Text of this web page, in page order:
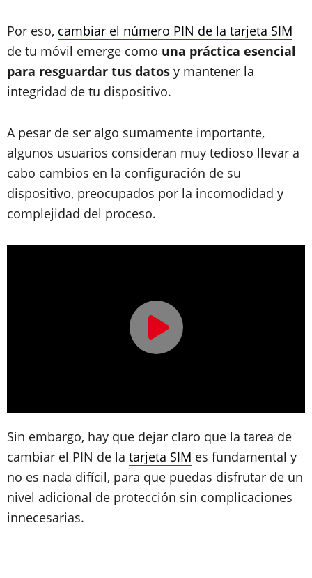
Por eso, cambiar el número PIN de la tarjeta SIM
de tu móvil emerge como una práctica esencial
para resguardar tus datos y mantener la
integridad de tu dispositivo.
A pesar de ser algo sumamente importante,
algunos usuarios consideran muy tedioso llevar a
cabo cambios en la configuración de su
dispositivo, preocupados por la incomodidad y
complejidad del proceso.
Sin embargo, hay que dejar claro que la tarea de
cambiar el PIN de la tarjeta SIM es fundamental y
no es nada difícil, para que puedas disfrutar de un
nivel adicional de protección sin complicaciones
innecesarias.